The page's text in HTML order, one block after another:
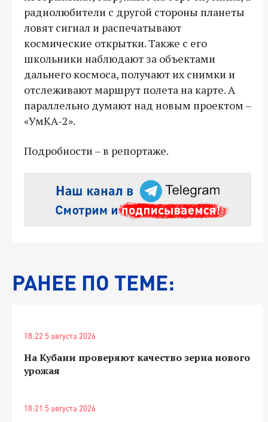
радиолюбители с другой стороны планеты
ловят сигнал и распечатывают
космические открытки. Также с его
школьники наблюдают за объектами
дальнего космоса, получают их снимки и
отслеживают маршрут полета на карте. А
параллельно думают над новым проектом –
«УмКА-2».
Подробности – в репортаже.
РАНЕЕ ПО ТЕМЕ:
18:22 5 августа 2026
На Кубани проверяют качество зерна нового
урожая
18:21 5 августа 2026